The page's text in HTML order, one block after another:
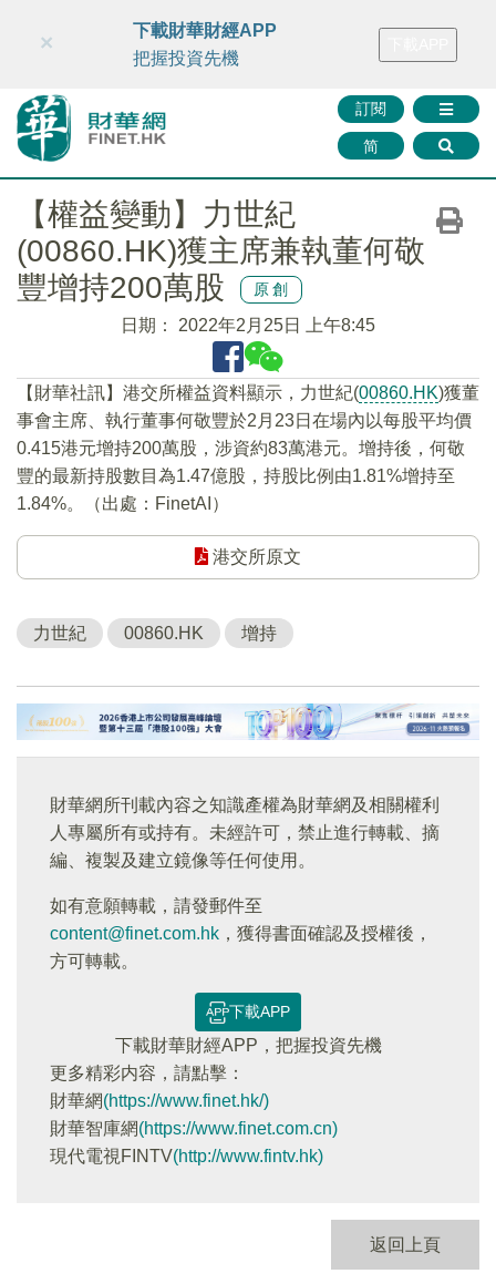
財華智庫網 FINTV FINMETA 財華證券 媒體矩陣
訂閱
简
×
下載財華財經APP
把握投資先機
【權益變動】力世紀
(00860.HK)獲主席兼執董何敬
豐增持200萬股
原創
日期： 2022年2月25日 上午8:45
【財華社訊】港交所權益資料顯示，力世紀(00860.HK)獲董
事會主席、執行董事何敬豐於2月23日在場內以每股平均價
0.415港元增持200萬股，涉資約83萬港元。增持後，何敬
豐的最新持股數目為1.47億股，持股比例由1.81%增持至
1.84%。（出處：FinetAI）
港交所原文
力世紀 00860.HK 增持
財華網所刊載內容之知識產權為財華網及相關權利
人專屬所有或持有。未經許可，禁止進行轉載、摘
編、複製及建立鏡像等任何使用。
如有意願轉載，請發郵件至
content@finet.com.hk ，獲得書面確認及授權後，
方可轉載。
下載APP
下載財華財經APP，把握投資先機
更多精彩内容，請點擊：
財華網(https://www.finet.hk/)
財華智庫網(https://www.finet.com.cn)
現代電視FINTV(http://www.fintv.hk)
返回上頁